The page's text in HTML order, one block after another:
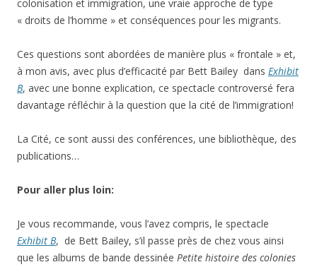
colonisation et immigration, une vraie approche de type
« droits de l’homme » et conséquences pour les migrants.
Ces questions sont abordées de manière plus « frontale » et,
à mon avis, avec plus d’efficacité par Bett Bailey dans Exhibit
B, avec une bonne explication, ce spectacle controversé fera
davantage réfléchir à la question que la cité de l’immigration!
La Cité, ce sont aussi des conférences, une bibliothèque, des
publications…
Pour aller plus loin:
Je vous recommande, vous l’avez compris, le spectacle
Exhibit B, de Bett Bailey, s’il passe près de chez vous ainsi
que les albums de bande dessinée Petite histoire des colonies